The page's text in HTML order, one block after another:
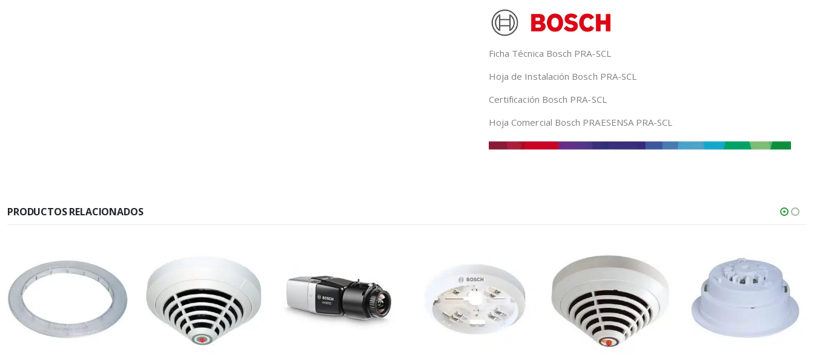
Ficha Técnica Bosch PRA-SCL
Hoja de Instalación Bosch PRA-SCL
Certificación Bosch PRA-SCL
Hoja Comercial Bosch PRAESENSA PRA-SCL
PRODUCTOS RELACIONADOS